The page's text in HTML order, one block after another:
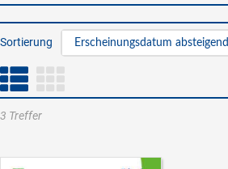
Sortierung Erscheinungsdatum absteigend
3 Treffer